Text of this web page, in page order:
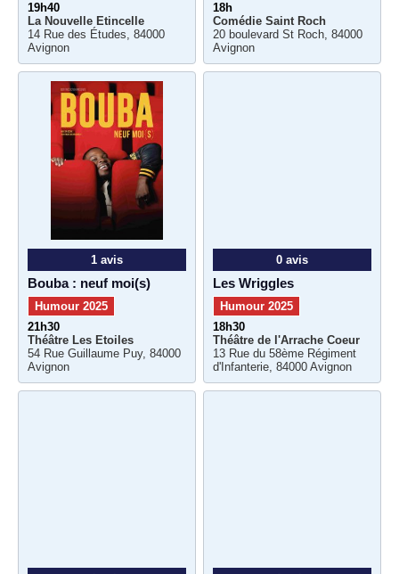
19h40
La Nouvelle Etincelle
14 Rue des Études, 84000
Avignon
18h
Comédie Saint Roch
20 boulevard St Roch, 84000
Avignon
1 avis
Bouba : neuf moi(s)
Humour 2025
21h30
Théâtre Les Etoiles
54 Rue Guillaume Puy, 84000
Avignon
0 avis
Les Wriggles
Humour 2025
18h30
Théâtre de l'Arrache Coeur
13 Rue du 58ème Régiment
d'Infanterie, 84000 Avignon